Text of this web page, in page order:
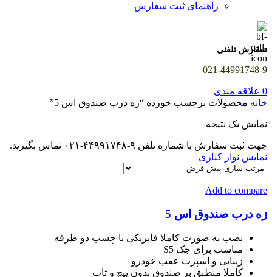
راهنمای ثبت سفارش
سفارش تلفنی
021-44991748-9
0 علاقه مندی
خانه محصولات برچسب خورده “زه درب صندوق اس 5”
نمایش یک نتیجه
جهت ثبت سفارش با شماره تلفن ۹-۴۴۹۹۱۷۴۸-۰۲۱ تماس بگیرید.
نمایش نوار کناری
Add to compare
زه درب صندوق اس 5
نصب به صورت کاملا فابریکی با چسب دو طرفه
مناسب برای جک S5
زیبایی و اسپرت عقب خودرو
کاملا منطبق بر صندوق بدون پیچ و تاب